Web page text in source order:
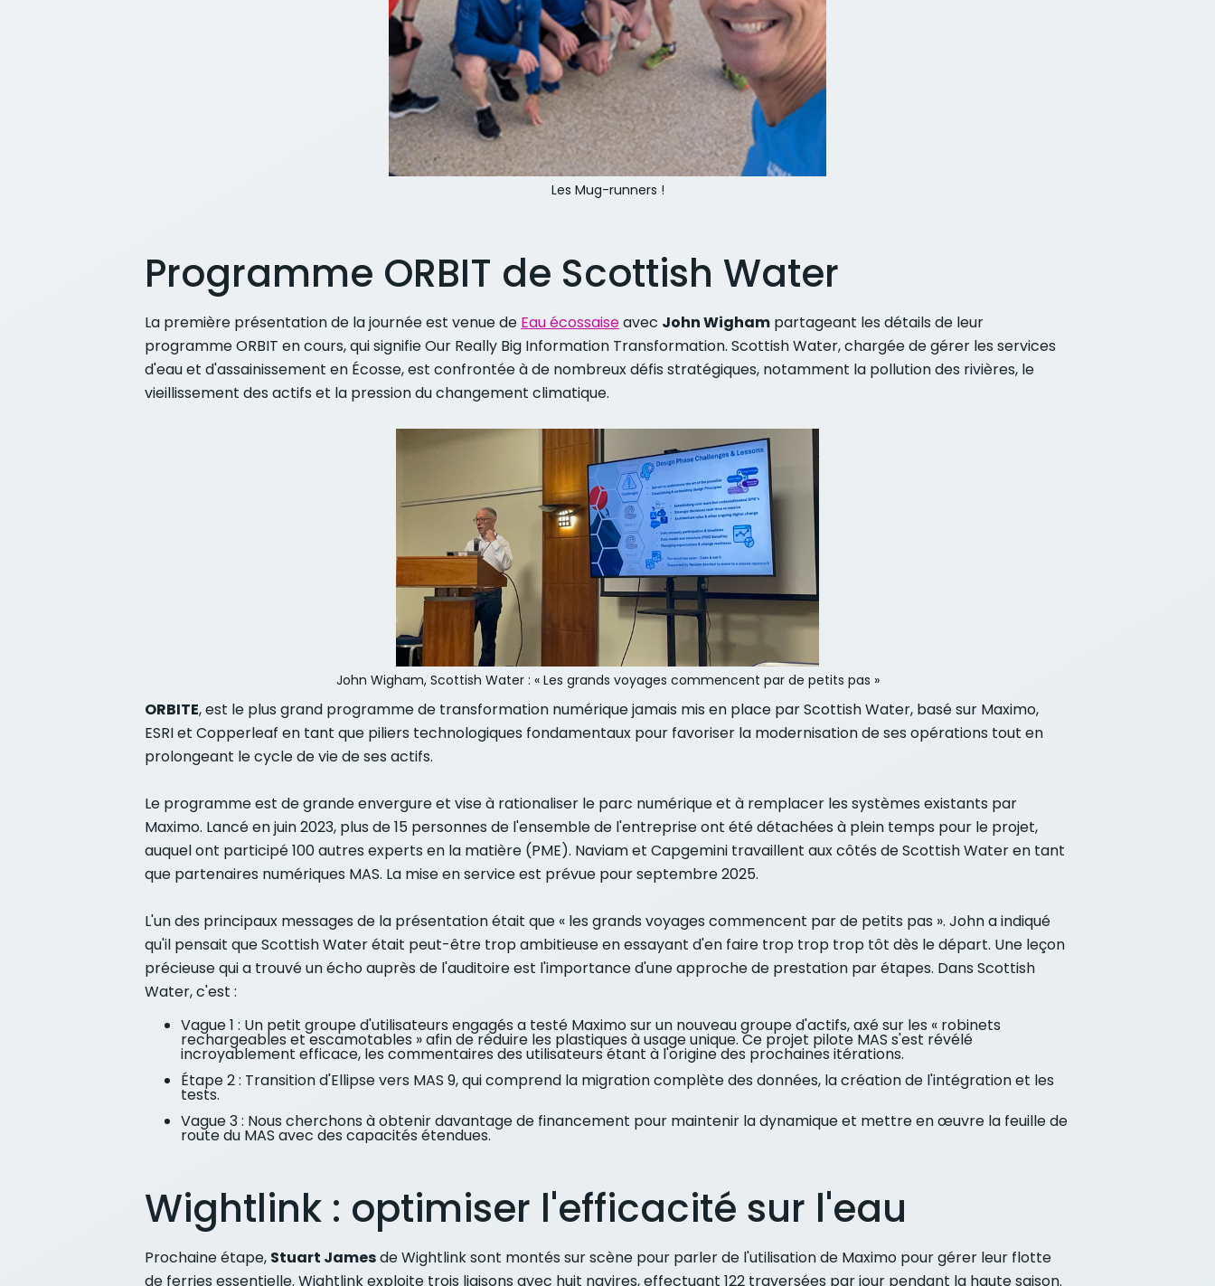
Les Mug-runners !
Programme ORBIT de Scottish Water
La première présentation de la journée est venue de Eau écossaiseavec John Wigham partageant les détails de leur
programme ORBIT en cours, qui signifie Our Really Big Information Transformation. Scottish Water, chargée de gérer les services
d'eau et d'assainissement en Écosse, est confrontée à de nombreux défis stratégiques, notamment la pollution des rivières, le
vieillissement des actifs et la pression du changement climatique.
John Wigham, Scottish Water : « Les grands voyages commencent par de petits pas »
ORBITE, est le plus grand programme de transformation numérique jamais mis en place par Scottish Water, basé sur Maximo,
ESRI et Copperleaf en tant que piliers technologiques fondamentaux pour favoriser la modernisation de ses opérations tout en
prolongeant le cycle de vie de ses actifs.
Le programme est de grande envergure et vise à rationaliser le parc numérique et à remplacer les systèmes existants par
Maximo. Lancé en juin 2023, plus de 15 personnes de l'ensemble de l'entreprise ont été détachées à plein temps pour le projet,
auquel ont participé 100 autres experts en la matière (PME). Naviam et Capgemini travaillent aux côtés de Scottish Water en tant
que partenaires numériques MAS. La mise en service est prévue pour septembre 2025.
L'un des principaux messages de la présentation était que « les grands voyages commencent par de petits pas ». John a indiqué
qu'il pensait que Scottish Water était peut-être trop ambitieuse en essayant d'en faire trop trop trop tôt dès le départ. Une leçon
précieuse qui a trouvé un écho auprès de l'auditoire est l'importance d'une approche de prestation par étapes. Dans Scottish
Water, c'est :
Vague 1 : Un petit groupe d'utilisateurs engagés a testé Maximo sur un nouveau groupe d'actifs, axé sur les « robinets
rechargeables et escamotables » afin de réduire les plastiques à usage unique. Ce projet pilote MAS s'est révélé
incroyablement efficace, les commentaires des utilisateurs étant à l'origine des prochaines itérations.
Étape 2 : Transition d'Ellipse vers MAS 9, qui comprend la migration complète des données, la création de l'intégration et les
tests.
Vague 3 : Nous cherchons à obtenir davantage de financement pour maintenir la dynamique et mettre en œuvre la feuille de
route du MAS avec des capacités étendues.
Wightlink : optimiser l'efficacité sur l'eau
Prochaine étape, Stuart Jamesde Wightlink sont montés sur scène pour parler de l'utilisation de Maximo pour gérer leur flotte
de ferries essentielle. Wightlink exploite trois liaisons avec huit navires, effectuant 122 traversées par jour pendant la haute saison.